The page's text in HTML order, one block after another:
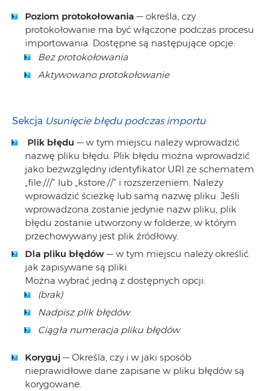
Poziom protokołowania — określa, czy
protokołowanie ma być włączone podczas procesu
importowania. Dostępne są następujące opcje:
Bez protokołowania
Aktywowano protokołowanie
Sekcja Usunięcie błędu podczas importu
Plik błędu — w tym miejscu należy wprowadzić
nazwę pliku błędu. Plik błędu można wprowadzić
jako bezwzględny identyfikator URI ze schematem
„file:///” lub „kstore://” i rozszerzeniem. Należy
wprowadzić ścieżkę lub samą nazwę pliku. Jeśli
wprowadzona zostanie jedynie nazw pliku, plik
błędu zostanie utworzony w folderze, w którym
przechowywany jest plik źródłowy.
Dla pliku błędów — w tym miejscu należy określić
jak zapisywane są pliki.
Można wybrać jedną z dostępnych opcji:
(brak)
Nadpisz plik błędów
Ciągła numeracja pliku błędów
Koryguj — Określa, czy i w jaki sposób
nieprawidłowe dane zapisane w pliku błędów są
korygowane.